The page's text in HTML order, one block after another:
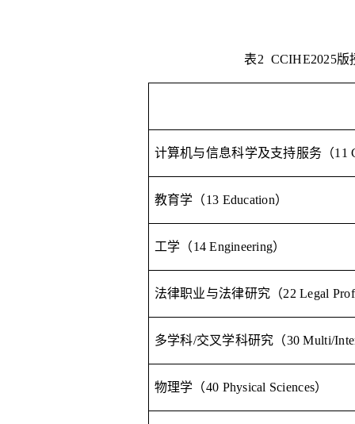
表2 CCIHE2025版
计算机与信息科学及支持服务（11
教育学（13 Education）
工学（14 Engineering）
法律职业与法律研究（22 Legal
多学科/交叉学科研究（30 Multi/
物理学（40 Physical Sciences）